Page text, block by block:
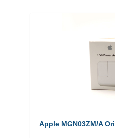
Apple MGN03ZM/A